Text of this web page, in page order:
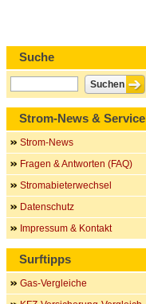
Suche
Strom-News & Service
Strom-News
Fragen & Antworten (FAQ)
Stromabieterwechsel
Datenschutz
Impressum & Kontakt
Surftipps
Gas-Vergleiche